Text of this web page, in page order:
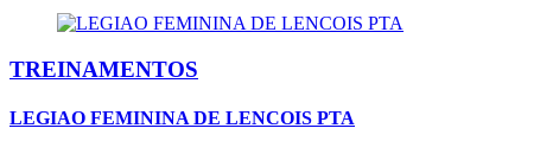
TREINAMENTOS
LEGIAO FEMININA DE LENCOIS PTA